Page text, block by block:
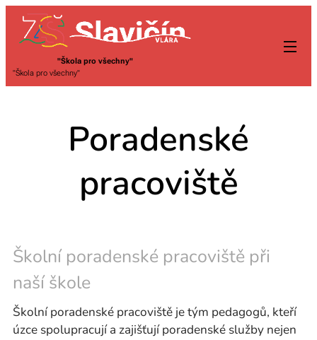
"Škola pro všechny"
"Škola pro všechny"
Poradenské
pracoviště
Školní poradenské pracoviště při
naší škole
Školní poradenské pracoviště je tým pedagogů, kteří
úzce spolupracují a zajišťují poradenské služby nejen